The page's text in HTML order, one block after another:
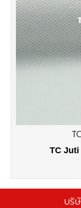
TC Juti
บริ